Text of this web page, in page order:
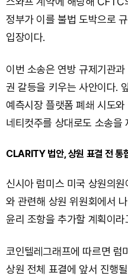
정부가 이를 불법 도박으로
입장이다.
이번 소송은 연방 규제기관
권 갈등을 키우는 사안이다.
예측시장 플랫폼 폐쇄 시도
네티컷주를 상대로도 소송을
CLARITY 법안, 상원 표결 전 통
신시아 럼미스 미국 상원의
와 관련해 상원 위원회에서
윤리 조항을 추가할 계획이라
코인텔레그래프에 따르면 럼
상원 전체 표결에 앞서 진행